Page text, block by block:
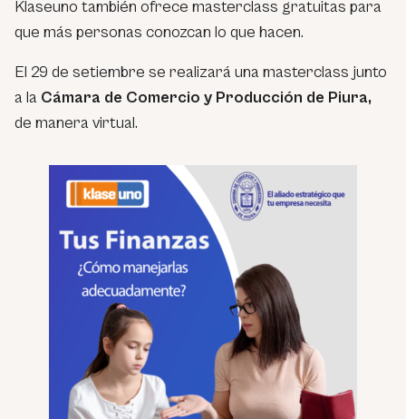
Klaseuno también ofrece masterclass gratuitas para
que más personas conozcan lo que hacen.
El 29 de setiembre se realizará una masterclass junto
a la Cámara de Comercio y Producción de Piura,
de manera virtual.